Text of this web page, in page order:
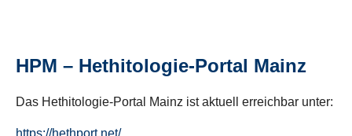
HPM – Hethitologie-Portal Mainz
Das Hethitologie-Portal Mainz ist aktuell erreichbar unter:
https://hethport.net/